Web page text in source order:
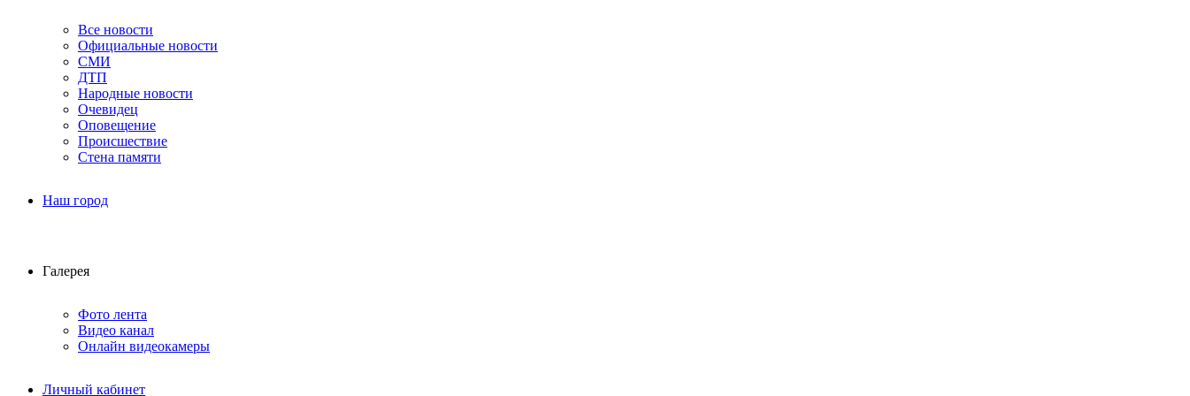
Все новости
Официальные новости
СМИ
ДТП
Народные новости
Очевидец
Оповещение
Происшествие
Стена памяти
Наш город
Галерея
Фото лента
Видео канал
Онлайн видеокамеры
Личный кабинет